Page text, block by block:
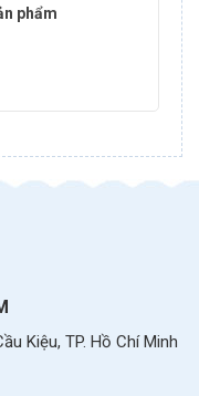
phẩm
Kiệu, TP. Hồ Chí Minh